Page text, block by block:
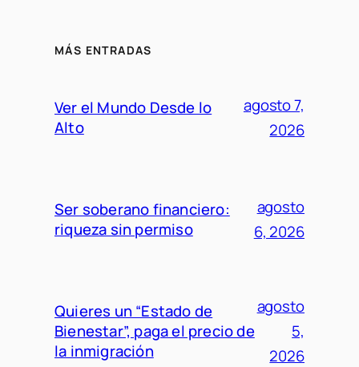
MÁS ENTRADAS
Ver el Mundo Desde lo
Alto
agosto 7,
2026
Ser soberano financiero:
riqueza sin permiso
agosto
6, 2026
Quieres un “Estado de
Bienestar”, paga el precio de
la inmigración
agosto
5,
2026